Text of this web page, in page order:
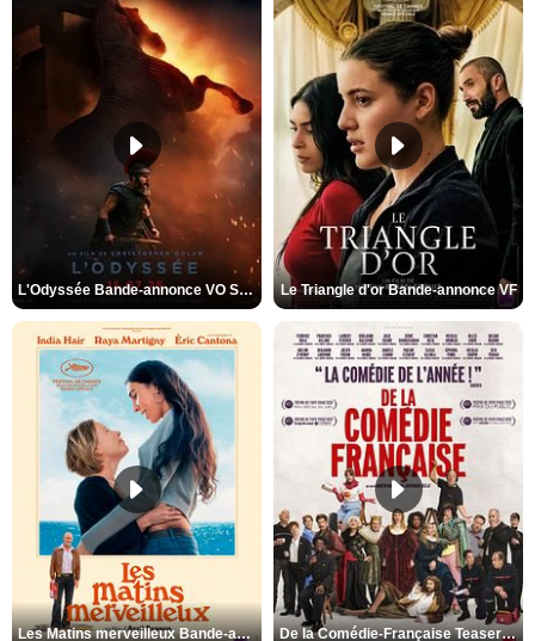
L'Odyssée Bande-annonce VO STFR Le Triangle d'or Bande-annonce VF
Les Matins merveilleux Bande-annonce VF De la Comédie-Française Teaser VF